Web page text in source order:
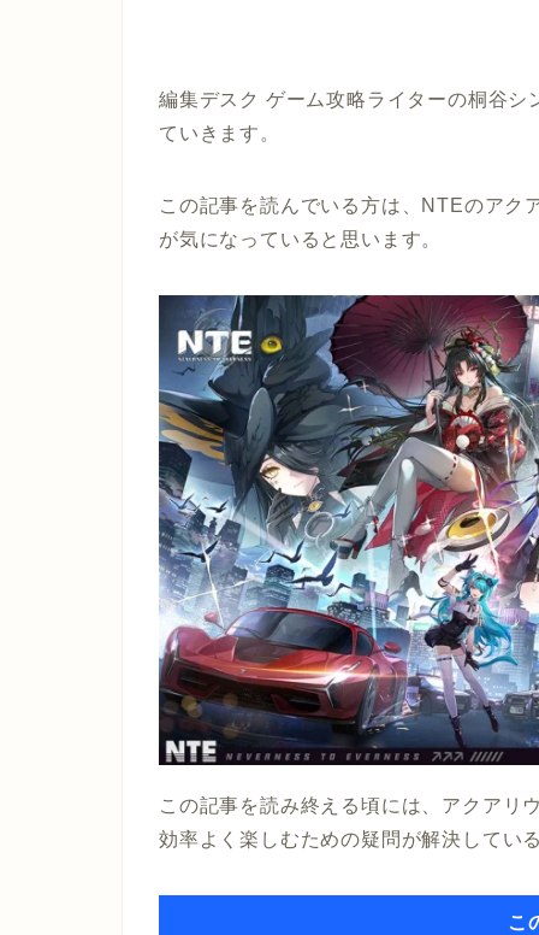
編集デスク ゲーム攻略ライターの桐谷
ていきます。
この記事を読んでいる方は、NTEのアク
が気になっていると思います。
この記事を読み終える頃には、アクアリ
効率よく楽しむための疑問が解決してい
こ